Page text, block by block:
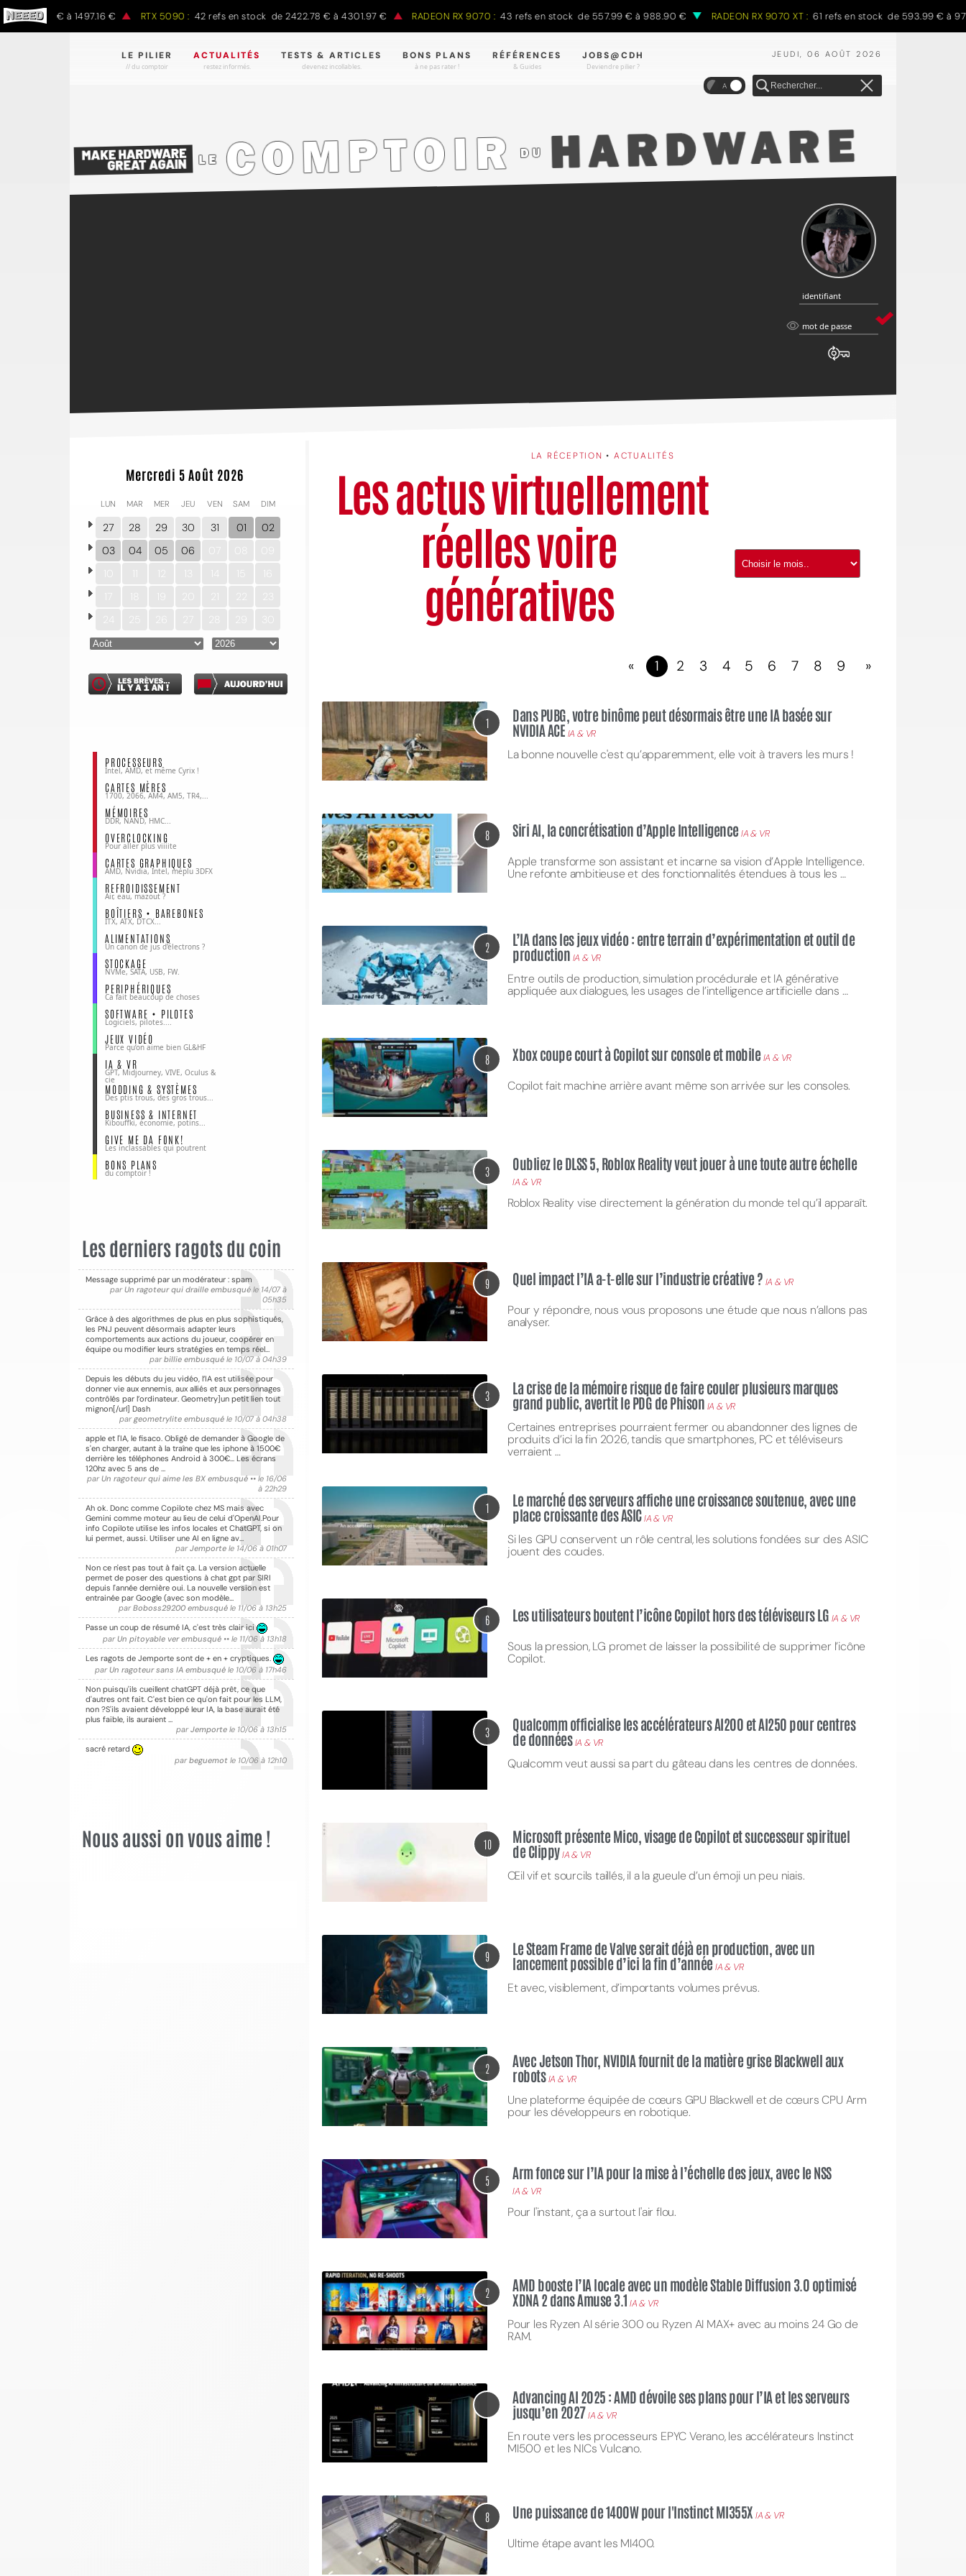
€ à 1497.16 € RTX 5090 : 42 refs en stock de 2422.78 € à 4301.97 € RADEON RX 9070 : 43 refs en stock de 557.99 € à 988.90 € RADEON RX 9070 XT : 61 refs en stock de 593.99 € à
JEUDI, 06 AOÛT 2026
LE PILIER
// du comptoir
ACTUALITÉS
restez informés.
TESTS & ARTICLES
devenez incollables.
BONS PLANS
à ne pas rater !
RÉFÉRENCES
& Guides
JOBS@CDH
Deviendre pilier ?
A
identifiant
identifiant
mot
mot de passe
LA RÉCEPTION • ACTUALITÉS
Les actus virtuellement
réelles voire
génératives
« 1 2 3 4 5 6 7 8 9 »
1
Dans PUBG, votre binôme peut désormais être une IA basée sur
NVIDIA ACE IA & VR
La bonne nouvelle c'est qu’apparemment, elle voit à travers les murs !
8 Siri AI, la concrétisation d’Apple Intelligence IA & VR
Apple transforme son assistant et incarne sa vision d’Apple Intelligence.
Une refonte ambitieuse et des fonctionnalités étendues à tous les …
2
L’IA dans les jeux vidéo : entre terrain d’expérimentation et outil de
production IA & VR
Entre outils de production, simulation procédurale et IA générative
appliquée aux dialogues, les usages de l’intelligence artificielle dans …
8 Xbox coupe court à Copilot sur console et mobile IA & VR
Copilot fait machine arrière avant même son arrivée sur les consoles.
3 Oubliez le DLSS 5, Roblox Reality veut jouer à une toute autre échelle
IA & VR
Roblox Reality vise directement la génération du monde tel qu’il apparaît.
9 Quel impact l’IA a-t-elle sur l’industrie créative ? IA & VR
Pour y répondre, nous vous proposons une étude que nous n’allons pas
analyser.
3
La crise de la mémoire risque de faire couler plusieurs marques
grand public, avertit le PDG de Phison IA & VR
Certaines entreprises pourraient fermer ou abandonner des lignes de
produits d’ici la fin 2026, tandis que smartphones, PC et téléviseurs
verraient …
1
Le marché des serveurs affiche une croissance soutenue, avec une
place croissante des ASIC IA & VR
Si les GPU conservent un rôle central, les solutions fondées sur des ASIC
jouent des coudes.
6 Les utilisateurs boutent l’icône Copilot hors des téléviseurs LG IA & VR
Sous la pression, LG promet de laisser la possibilité de supprimer l’icône
Copilot.
3
Qualcomm officialise les accélérateurs AI200 et AI250 pour centres
de données IA & VR
Qualcomm veut aussi sa part du gâteau dans les centres de données.
10
Microsoft présente Mico, visage de Copilot et successeur spirituel
de Clippy IA & VR
Œil vif et sourcils taillés, il a la gueule d’un émoji un peu niais.
9
Le Steam Frame de Valve serait déjà en production, avec un
lancement possible d’ici la fin d’année IA & VR
Et avec, visiblement, d’importants volumes prévus.
2
Avec Jetson Thor, NVIDIA fournit de la matière grise Blackwell aux
robots IA & VR
Une plateforme équipée de cœurs GPU Blackwell et de cœurs CPU Arm
pour les développeurs en robotique.
5 Arm fonce sur l’IA pour la mise à l’échelle des jeux, avec le NSS
IA & VR
Pour l'instant, ça a surtout l'air flou.
2
AMD booste l’IA locale avec un modèle Stable Diffusion 3.0 optimisé
XDNA 2 dans Amuse 3.1 IA & VR
Pour les Ryzen AI série 300 ou Ryzen AI MAX+ avec au moins 24 Go de
RAM.
Advancing AI 2025 : AMD dévoile ses plans pour l’IA et les serveurs
jusqu’en 2027 IA & VR
En route vers les processeurs EPYC Verano, les accélérateurs Instinct
MI500 et les NICs Vulcano.
8 Une puissance de 1400W pour l'Instinct MI355X IA & VR
Ultime étape avant les MI400.
Mercredi 5 Août 2026
LUN MAR MER JEU VEN SAM DIM
27 28 29 30 31 01
02
03
04 05 06
09
10
11 12 13 14 15
16
17
18 19 21
26 29
PROCESSEURS
Intel, AMD, et même Cyrix !
CARTES MÈRES
1700, 2066, AM4, AM5, TR4,...
MÉMOIRES
DDR, NAND, HMC...
OVERCLOCKING
Pour aller plus viiiite
CARTES GRAPHIQUES
AMD, Nvidia, Intel, méplu 3DFX
REFROIDISSEMENT
Air, eau, mazout ?
BOÎTIERS • BAREBONES
ITX, ATX, DTCX...
ALIMENTATIONS
Un canon de jus d'électrons ?
STOCKAGE
NVMe, SATA, USB, FW.
PERIPHÉRIQUES
Ca fait beaucoup de choses
SOFTWARE • PILOTES
Logiciels, pilotes....
JEUX VIDÉO
Parce qu’on aime bien GL&HF
IA & VR
GPT, Midjourney, VIVE, Oculus &
cie
MODDING & SYSTÈMES
Des ptis trous, des gros trous...
BUSINESS & INTERNET
Kibouffki, économie, potins...
GIVE ME DA F0NK!
Les inclassables qui poutrent
BONS PLANS
du comptoir !
Les derniers ragots du coin
Message supprimé par un modérateur : spam
parUn ragoteur qui draille embusqué le 14/07 à
05h35
Grâce à des algorithmes de plus en plus sophistiqués,
les PNJ peuvent désormais adapter leurs
comportements aux actions du joueur, coopérer en
équipe ou modifier leurs stratégies en temps réel…
parbillie embusqué le 10/07 à 04h39
Depuis les débuts du jeu vidéo, l’IA est utilisée pour
donner vie aux ennemis, aux alliés et aux personnages
contrôlés par l’ordinateur. Geometry]un petit lien tout
mignon[/url] Dash
pargeometrylite embusqué le 10/07 à 04h38
apple et l'IA, le fisaco. Obligé de demander à Google de
s'en charger, autant à la traîne que les iphone à 1500€
derrière les téléphones Android à 300€... Les écrans
120hz avec 5 ans de …
parUn ragoteur qui aime les BX embusqué ••le 16/06
à 22h29
Ah ok. Donc comme Copilote chez MS mais avec
Gemini comme moteur au lieu de celui d'OpenAI.Pour
info Copilote utilise les infos locales et ChatGPT, si on
lui permet, aussi. Utiliser une AI en ligne av…
parJemporte le 14/06 à 01h07
Non ce n'est pas tout à fait ça. La version actuelle
permet de poser des questions à chat gpt par SIRI
depuis l'année dernière oui. La nouvelle version est
entrainée par Google (avec son modèle…
parBoboss29200 embusqué le 11/06 à 13h25
Passe un coup de résumé IA, c'est très clair ici
parUn pitoyable ver embusqué •• le 11/06 à 13h18
Les ragots de Jemporte sont de + en + cryptiques.
parUn ragoteur sans IA embusqué le 10/06 à 17h46
Non puisqu'ils cueillent chatGPT déjà prêt, ce que
d'autres ont fait. C'est bien ce qu'on fait pour les LLM,
non ?S'ils avaient développé leur IA, la base aurait été
plus faible, ils auraient …
parJemporte le 10/06 à 13h15
sacré retard
parbeguemot le 10/06 à 12h10
Nous aussi on vous aime !